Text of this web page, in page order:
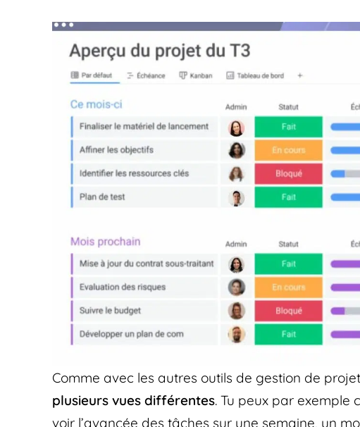
Comme avec les autres outils de gestion de
plusieurs vues différentes. Tu peux par exemple
voir l’avancée des tâches sur une semaine, un